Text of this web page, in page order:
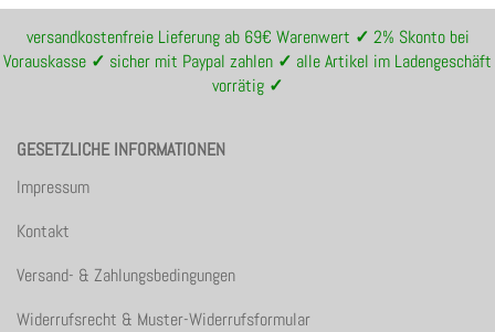
versandkostenfreie Lieferung ab 69€ Warenwert ✓ 2% Skonto bei
Vorauskasse ✓ sicher mit Paypal zahlen ✓ alle Artikel im Ladengeschäft
vorrätig ✓
GESETZLICHE INFORMATIONEN
Impressum
Kontakt
Versand- & Zahlungsbedingungen
Widerrufsrecht & Muster-Widerrufsformular